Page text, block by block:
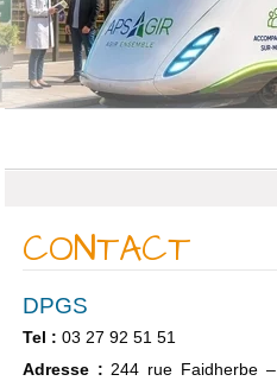
CONTACT
DPGS
Tel : 03 27 92 51 51
Adresse : 244 rue Faidherbe